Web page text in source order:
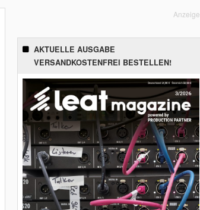
Anzeige
AKTUELLE AUSGABE
VERSANDKOSTENFREI BESTELLEN!